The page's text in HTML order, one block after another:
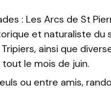
: Les Arcs de St
et naturaliste du
ainsi que
le mois de juin.
ou entre amis,